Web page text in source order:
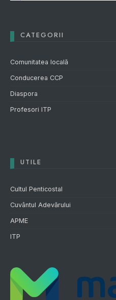
CATEGORII
Comunitatea locală
Conducerea CCP
Diaspora
Profesori ITP
UTILE
Cultul Penticostal
Cuvântul Adevărului
APME
ITP